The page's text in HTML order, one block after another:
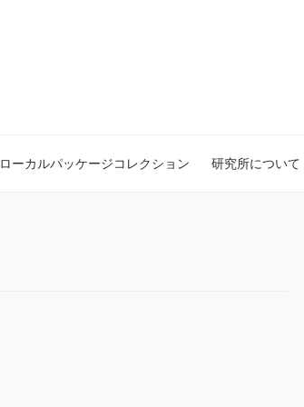
ローカルパッケージコレクション 研究所について